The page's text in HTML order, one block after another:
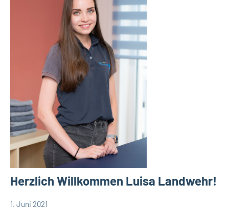
Herzlich Willkommen Luisa Landwehr!
1. Juni 2021